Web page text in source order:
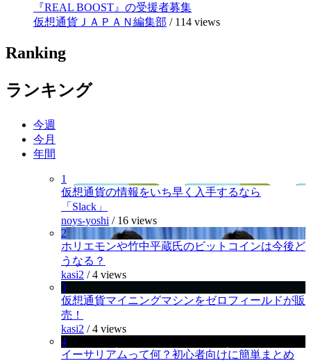
『REAL BOOST』の受援者募集
仮想通貨ＪＡＰＡＮ編集部 / 114 views
Ranking
ランキング
今週
今月
年間
1
仮想通貨の情報をいち早く入手するなら
「Slack」
noys-yoshi / 16 views
2
ホリエモンや竹中平蔵氏のビットコインは今後ど
うなる？
kasi2 /4 views
3
仮想通貨マイニングマシンをゼロフィールドが販
売！
kasi2 /4 views
4
イーサリアムって何？初心者向けに簡単まとめ